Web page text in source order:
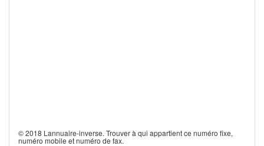
© 2018 Lannuaire-inverse. Trouver à qui appartient ce numéro fixe,
numéro mobile et numéro de fax.